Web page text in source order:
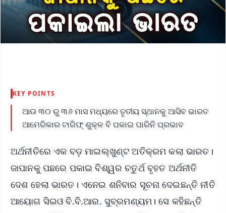
KEY POINTS
ଆଉ ୩୦ ରୁ ୩୬ ମାସ ମଧ୍ୟରେ ତୃତୀୟ ସ୍ଥାନକୁ ଆସିବ ଭାରତ
ଆମେରିକାର ଟାରିଫ୍‌ ଶୁକ୍ଳ ବି ପକାଇ ପାରିନି ପ୍ରଭାବ
ଅର୍ଥନୀତିରେ ଏକ ବଡ଼ ମାଇଲ୍‌ଖୁଣ୍ଟ ଅତିକ୍ରମ କଲା ଭାରତ।
ଜାପାନକୁ ପଛରେ ପକାଇ ବିଶ୍ୱର ଚତୁର୍ଥ ବୃହତ ଅର୍ଥନୀତି
ଦେଶ ହେଲା ଭାରତ। ଏନେଇ ଶନିବାର ସୂଚନା ଦେଇଛନ୍ତି ନୀତି
ଆୟୋଗ ସିଇଓ ବି.ବି.ଆର. ସୁବ୍ରମଣ୍ୟମ। ସେ କହିଛନ୍ତି